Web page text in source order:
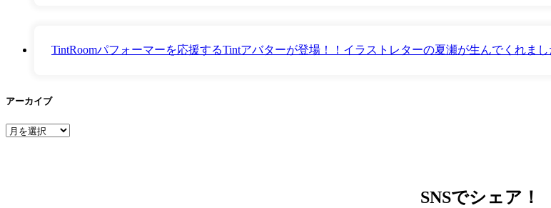
TintRoomパフォーマーを応援するTintアバターが登場！！イラストレターの夏瀬が生んでくれまし
アーカイブ
ア
SNSでシェア！